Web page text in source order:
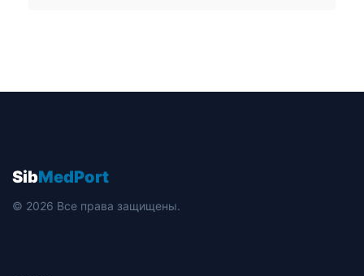
SibMedPort
© 2026 Все права защищены.